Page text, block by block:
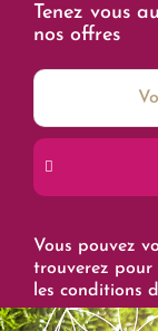
Tenez vous
nos offres
Vous pouvez
trouverez pour
les conditions